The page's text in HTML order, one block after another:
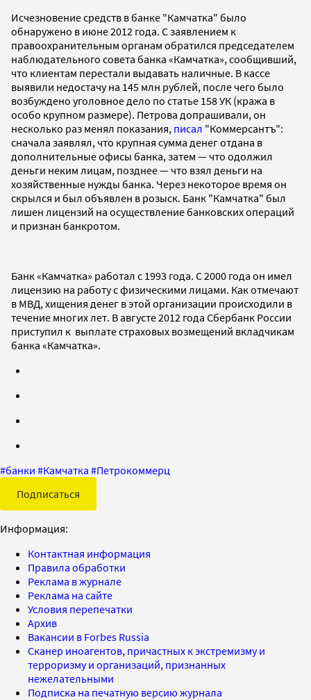
Исчезновение средств в банке "Камчатка" было
обнаружено в июне 2012 года. С заявлением к
правоохранительным органам обратился председателем
наблюдательного совета банка «Камчатка», сообщивший,
что клиентам перестали выдавать наличные. В кассе
выявили недостачу на 145 млн рублей, после чего было
возбуждено уголовное дело по статье 158 УК (кража в
особо крупном размере). Петрова допрашивали, он
несколько раз менял показания, писал "Коммерсантъ":
сначала заявлял, что крупная сумма денег отдана в
дополнительные офисы банка, затем — что одолжил
деньги неким лицам, позднее — что взял деньги на
хозяйственные нужды банка. Через некоторое время он
скрылся и был объявлен в розыск. Банк "Камчатка" был
лишен лицензий на осуществление банковских операций
и признан банкротом.
Банк «Камчатка» работал с 1993 года. С 2000 года он имел
лицензию на работу с физическими лицами. Как отмечают
в МВД, хищения денег в этой организации происходили в
течение многих лет. В августе 2012 года Сбербанк России
приступил к выплате страховых возмещений вкладчикам
банка «Камчатка».
#банки #Камчатка #Петрокоммерц
Подписаться
Информация:
Контактная информация
Правила обработки
Реклама в журнале
Реклама на сайте
Условия перепечатки
Архив
Вакансии в Forbes Russia
Сканер иноагентов, причастных к экстремизму и
терроризму и организаций, признанных
нежелательными
Подписка на печатную версию журнала